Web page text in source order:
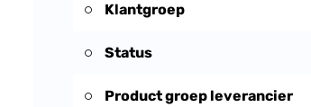
Klantgroep
Status
Product groep leverancier